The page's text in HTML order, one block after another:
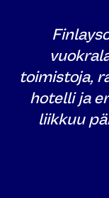
toimistoja,
hotelli ja
liikkuu